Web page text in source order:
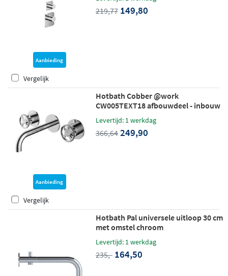
Aanbieding
219,77 149,80
Vergelijk
Aanbieding
Hotbath Cobber @work
CW005TEXT18 afbouwdeel - inbouw
chroom
Levertijd: 1 werkdag
366,64 249,90
Vergelijk
Hotbath Pal universele uitloop 30 cm
met omstel chroom
Levertijd: 1 werkdag
235,- 164,50